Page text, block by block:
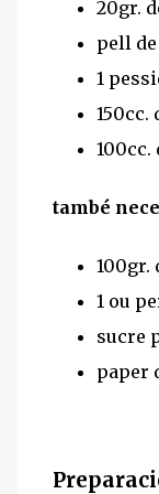
20gr.
pell
1
150cc.
també
100gr.
1 ou
sucre
paper